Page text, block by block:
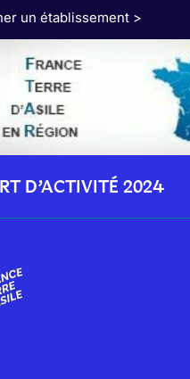
un établissement >
D’ACTIVITÉ 2024